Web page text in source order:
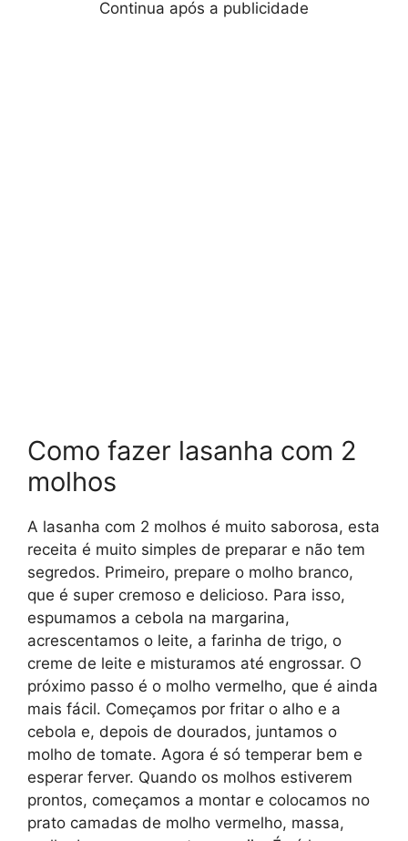
Continua após a publicidade
Como fazer lasanha com 2
molhos
A lasanha com 2 molhos é muito saborosa, esta
receita é muito simples de preparar e não tem
segredos. Primeiro, prepare o molho branco,
que é super cremoso e delicioso. Para isso,
espumamos a cebola na margarina,
acrescentamos o leite, a farinha de trigo, o
creme de leite e misturamos até engrossar. O
próximo passo é o molho vermelho, que é ainda
mais fácil. Começamos por fritar o alho e a
cebola e, depois de dourados, juntamos o
molho de tomate. Agora é só temperar bem e
esperar ferver. Quando os molhos estiverem
prontos, começamos a montar e colocamos no
prato camadas de molho vermelho, massa,